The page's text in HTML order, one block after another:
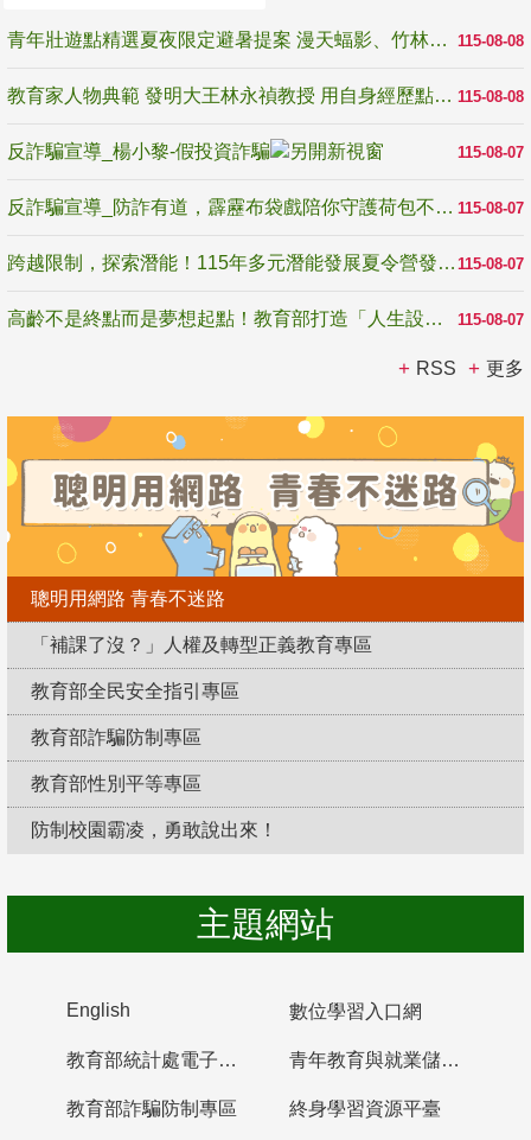
115-08-08
青年壯遊點精選夏夜限定避暑提案 漫天蝠影、竹林尋蛙、茶香夜觀 邀青年暮色出發
115-08-08
教育家人物典範 發明大王林永禎教授 用自身經歷點亮學生的路
115-08-07
反詐騙宣導_楊小黎-假投資詐騙
115-08-07
反詐騙宣導_防詐有道，霹靂布袋戲陪你守護荷包不受騙
115-08-07
跨越限制，探索潛能！115年多元潛能發展夏令營發掘生命無限可能
115-08-07
高齡不是終點而是夢想起點！教育部打造「人生設計夢工場」 參展第3屆高齡健康產業博覽會
RSS 更多
聰明用網路 青春不迷路
「補課了沒？」人權及轉型正義教育專區
教育部全民安全指引專區
教育部詐騙防制專區
教育部性別平等專區
防制校園霸凌，勇敢說出來！
主題網站
English 數位學習入口網
教育部統計處電子書櫃 青年教育與就業儲蓄帳戶
教育部詐騙防制專區 終身學習資源平臺